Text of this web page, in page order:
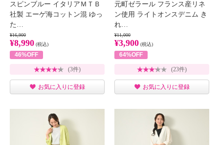
スピンブルー イタリアＭＴＢ
社製 エーゲ海コットン混 ゆっ
た…
¥16,900
¥8,990 (税込)
46%OFF
(3件)
お気に入りに登録
元町ゼラール フランス産リネ
ン使用 ライトオンスデニム き
れ…
¥11,000
¥3,900 (税込)
64%OFF
(23件)
お気に入りに登録